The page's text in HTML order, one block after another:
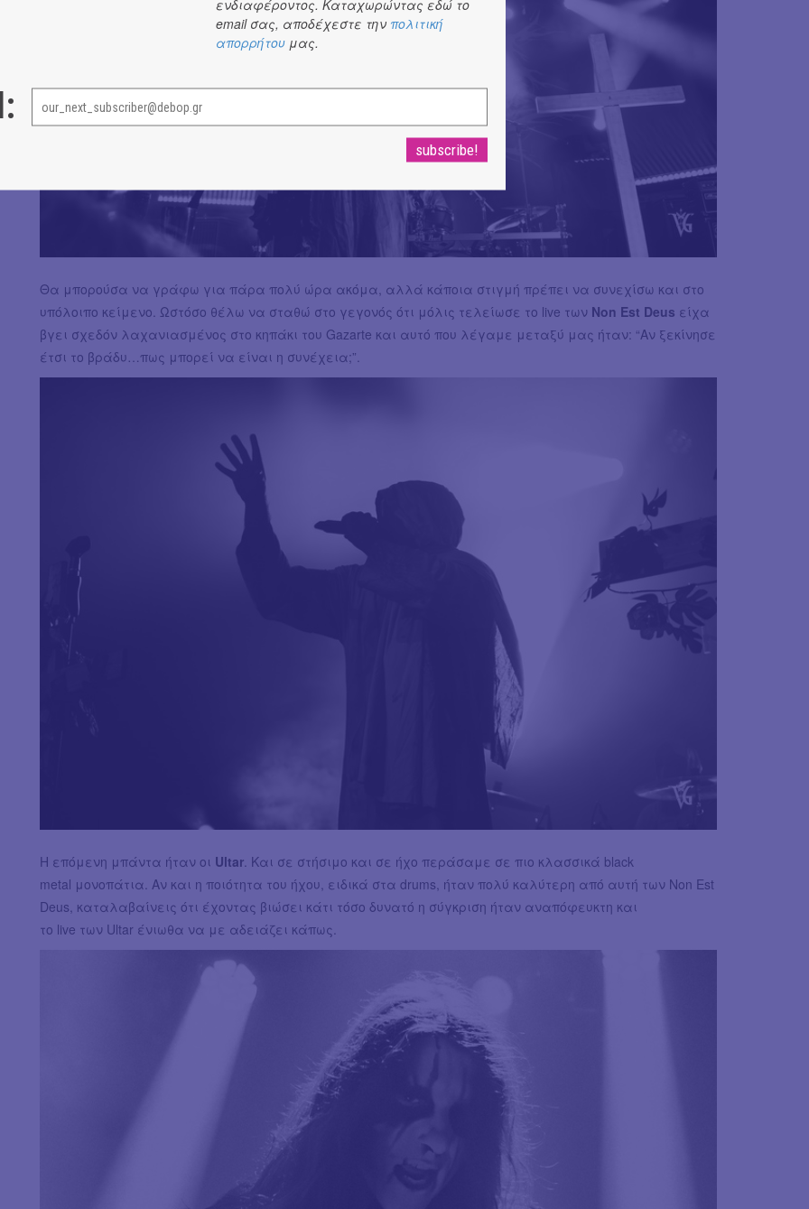
Θα μπορούσα να γράφω για πάρα πολύ ώρα ακόμα, αλλά κάποια στιγμή πρέπει να συνεχίσω και στο
υπόλοιπο κείμενο. Ωστόσο θέλω να σταθώ στο γεγονός ότι μόλις τελείωσε το live των Non Est Deus είχα
βγει σχεδόν λαχανιασμένος στο κηπάκι του Gazarte και αυτό που λέγαμε μεταξύ μας ήταν: “Αν ξεκίνησε
έτσι το βράδυ…πως μπορεί να είναι η συνέχεια;”.
Η επόμενη μπάντα ήταν οι Ultar . Και σε στήσιμο και σε ήχο περάσαμε σε πιο κλασσικά black
metal μονοπάτια. Αν και η ποιότητα του ήχου, ειδικά στα drums, ήταν πολύ καλύτερη από αυτή των Non Est
Deus, καταλαβαίνεις ότι έχοντας βιώσει κάτι τόσο δυνατό η σύγκριση ήταν αναπόφευκτη και
το live των Ultar ένιωθα να με αδειάζει κάπως.
ενδιαφέροντος. Καταχωρώντας εδώ το
email σας, αποδέχεστε την πολιτική
απορρήτου μας.